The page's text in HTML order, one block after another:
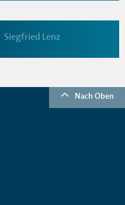
Siegfried Lenz
Nach Oben